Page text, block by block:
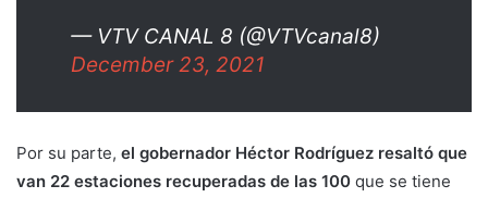
— VTV CANAL 8 (@VTVcanal8)
December 23, 2021
Por su parte, el gobernador Héctor Rodríguez resaltó que
van 22 estaciones recuperadas de las 100 que se tiene